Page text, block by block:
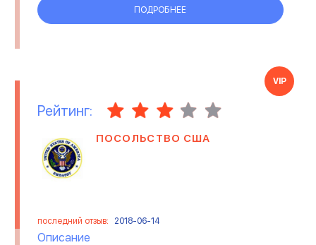
ПОДРОБНЕЕ
VIP
Рейтинг:
ПОСОЛЬСТВО США
последний отзыв: 2018-06-14
Описание